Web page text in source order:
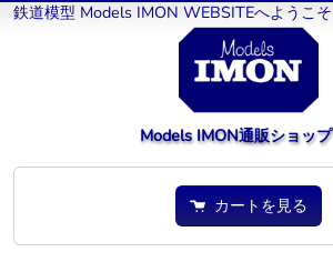
鉄道模型 Models IMON WEBSITEへようこそ
Models IMON通販ショップ
カートを見る